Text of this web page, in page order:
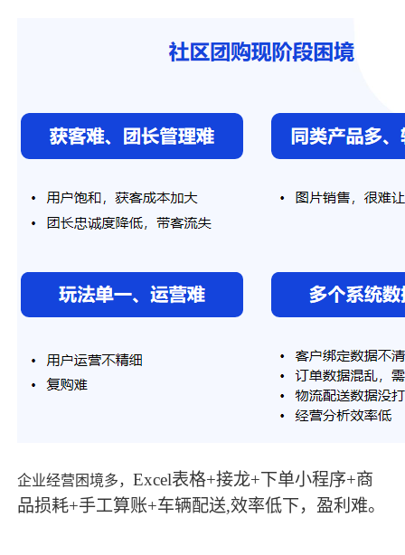
企业经营困境多， Excel表格+接龙+下单小程序+商
品损耗+手工算账+车辆配送,效率低下，盈利难。